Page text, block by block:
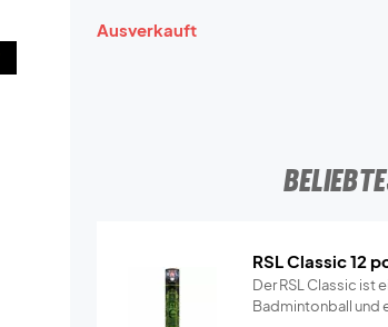
Ausverkauft
RSL Classic 12
Der RSL Classic ist
Badmintonball und